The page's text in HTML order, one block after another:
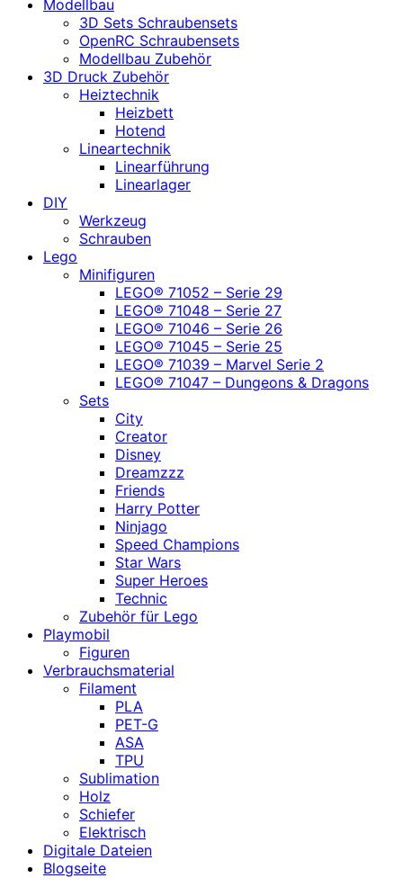
Modellbau
3D Sets Schraubensets
OpenRC Schraubensets
Modellbau Zubehör
3D Druck Zubehör
Heiztechnik
Heizbett
Hotend
Lineartechnik
Linearführung
Linearlager
DIY
Werkzeug
Schrauben
Lego
Minifiguren
LEGO® 71052 – Serie 29
LEGO® 71048 – Serie 27
LEGO® 71046 – Serie 26
LEGO® 71045 – Serie 25
LEGO® 71039 – Marvel Serie 2
LEGO® 71047 – Dungeons & Dragons
Sets
City
Creator
Disney
Dreamzzz
Friends
Harry Potter
Ninjago
Speed Champions
Star Wars
Super Heroes
Technic
Zubehör für Lego
Playmobil
Figuren
Verbrauchsmaterial
Filament
PLA
PET-G
ASA
TPU
Sublimation
Holz
Schiefer
Elektrisch
Digitale Dateien
Blogseite